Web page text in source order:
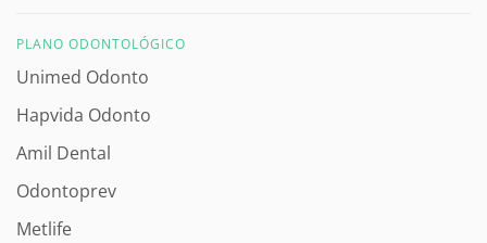
PLANO ODONTOLÓGICO
Unimed Odonto
Hapvida Odonto
Amil Dental
Odontoprev
Metlife